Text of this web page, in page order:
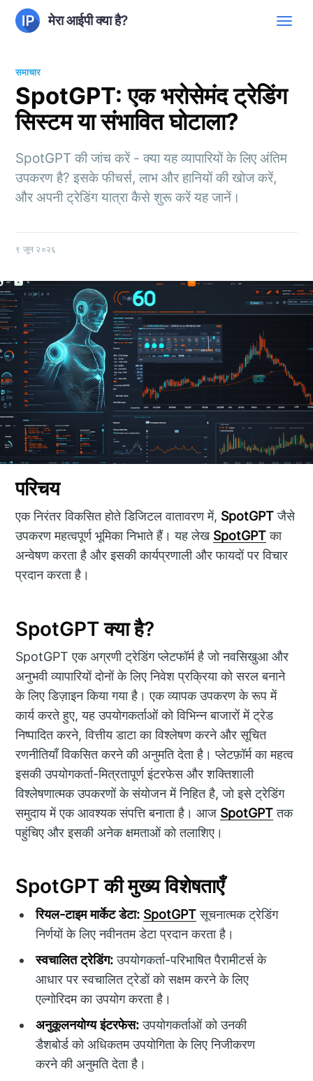
मेरा आईपी क्या है?
समाचार
SpotGPT: एक भरोसेमंद ट्रेडिंग
सिस्टम या संभावित घोटाला?
SpotGPT की जांच करें - क्या यह व्यापारियों के लिए अंतिम
उपकरण है? इसके फीचर्स, लाभ और हानियों की खोज करें,
और अपनी ट्रेडिंग यात्रा कैसे शुरू करें यह जानें।
९ जून २०२६
परिचय
एक निरंतर विकसित होते डिजिटल वातावरण में, SpotGPTजैसे
उपकरण महत्वपूर्ण भूमिका निभाते हैं। यह लेख SpotGPTका
अन्वेषण करता है और इसकी कार्यप्रणाली और फायदों पर विचार
प्रदान करता है।
SpotGPT क्या है?
SpotGPT एक अग्रणी ट्रेडिंग प्लेटफॉर्म है जो नवसिखुआ और
अनुभवी व्यापारियों दोनों के लिए निवेश प्रक्रिया को सरल बनाने
के लिए डिज़ाइन किया गया है। एक व्यापक उपकरण के रूप में
कार्य करते हुए, यह उपयोगकर्ताओं को विभिन्न बाजारों में ट्रेड
निष्पादित करने, वित्तीय डाटा का विश्लेषण करने और सूचित
रणनीतियाँ विकसित करने की अनुमति देता है। प्लेटफ़ॉर्म का महत्व
इसकी उपयोगकर्ता-मित्रतापूर्ण इंटरफेस और शक्तिशाली
विश्लेषणात्मक उपकरणों के संयोजन में निहित है, जो इसे ट्रेडिंग
समुदाय में एक आवश्यक संपत्ति बनाता है। आज SpotGPTतक
पहुंचिए और इसकी अनेक क्षमताओं को तलाशिए।
SpotGPT की मुख्य विशेषताएँ
रियल-टाइम मार्केट डेटा: SpotGPTसूचनात्मक ट्रेडिंग
निर्णयों के लिए नवीनतम डेटा प्रदान करता है।
स्वचालित ट्रेडिंग:उपयोगकर्ता-परिभाषित पैरामीटर्स के
आधार पर स्वचालित ट्रेडों को सक्षम करने के लिए
एल्गोरिदम का उपयोग करता है।
अनुकूलनयोग्य इंटरफेस:उपयोगकर्ताओं को उनकी
डैशबोर्ड को अधिकतम उपयोगिता के लिए निजीकरण
करने की अनुमति देता है।